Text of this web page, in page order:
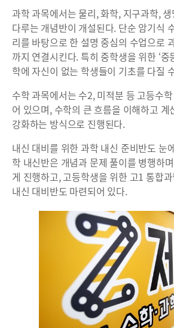
과학 과목에서는 물리, 화학, 지구과학,
다루는 개념반이 개설된다. 단순 암기식
리를 바탕으로 한 설명 중심의 수업으로
까지 연결시킨다. 특히 중학생을 위한 ‘중
학에 자신이 없는 학생들이 기초를 다질
수학 과목에서는 수2, 미적분 등 고등수
어 있으며, 수학의 큰 흐름을 이해하고 계
강화하는 방식으로 진행된다.
내신 대비를 위한 과학 내신 준비반도 눈
학 내신반은 개념과 문제 풀이를 병행하
게 진행하고, 고등학생을 위한 고1 통합
내신 대비반도 마련되어 있다.